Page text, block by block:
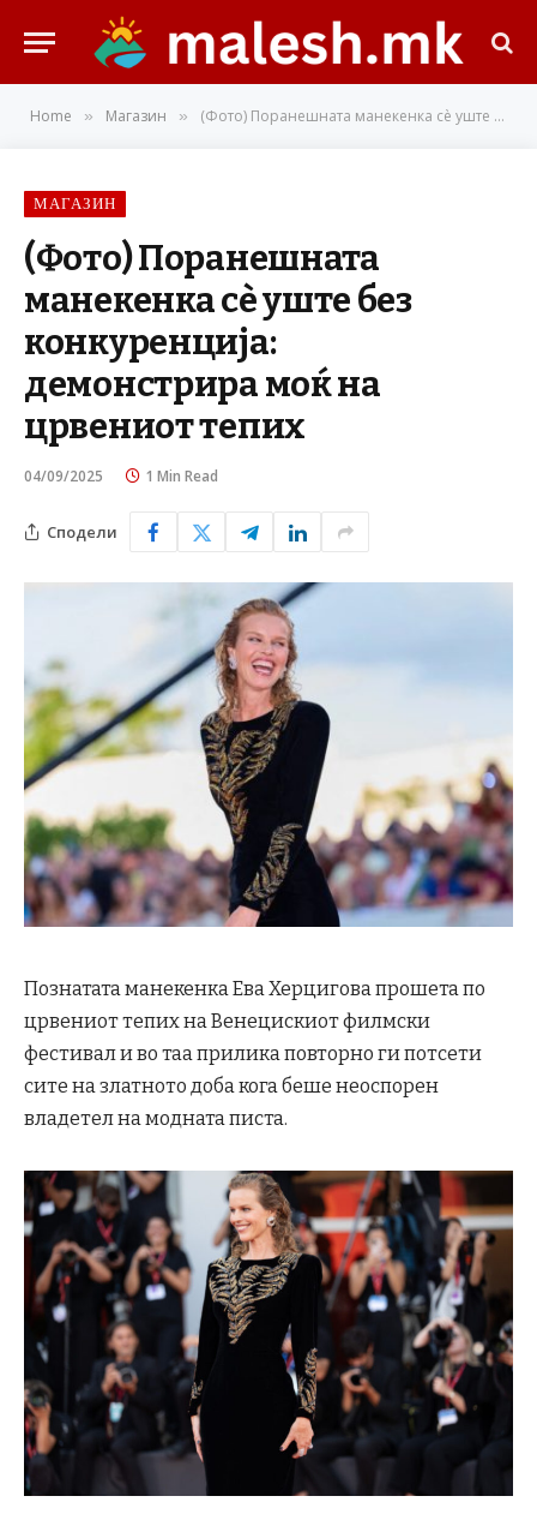
Home » Магазин » (Фото) Поранешната манекенка сè уште без конкуренција: демонстрира моќ на црвениот тепих
МАГАЗИН
(Фото) Поранешната
манекенка сè уште без
конкуренција:
демонстрира моќ на
црвениот тепих
04/09/2025 1 Min Read
Сподели
Познатата манекенка Ева Херцигова прошета по
црвениот тепих на Венецискиот филмски
фестивал и во таа прилика повторно ги потсети
сите на златното доба кога беше неоспорен
владетел на модната писта.